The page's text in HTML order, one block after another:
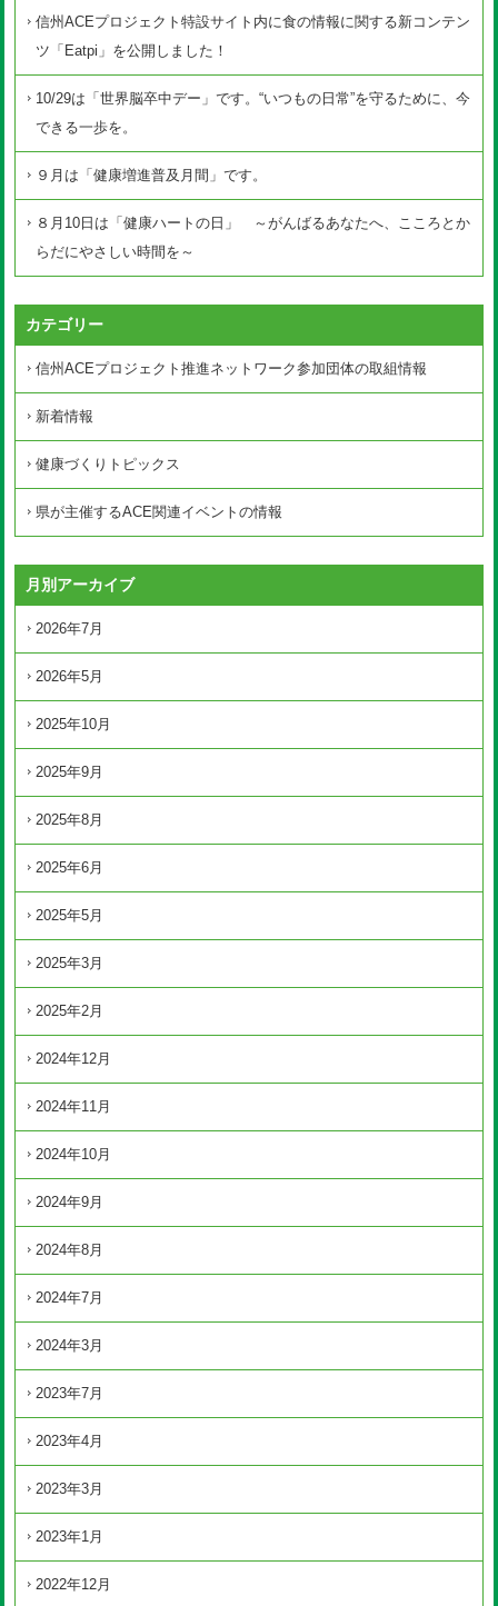
信州ACEプロジェクト特設サイト内に食の情報に関する新コンテン
ツ「Eatpi」を公開しました！
10/29は「世界脳卒中デー」です。“いつもの日常”を守るために、今
できる一歩を。
９月は「健康増進普及月間」です。
８月10日は「健康ハートの日」 ～がんばるあなたへ、こころとか
らだにやさしい時間を～
カテゴリー
信州ACEプロジェクト推進ネットワーク参加団体の取組情報
新着情報
健康づくりトピックス
県が主催するACE関連イベントの情報
月別アーカイブ
2026年7月
2026年5月
2025年10月
2025年9月
2025年8月
2025年6月
2025年5月
2025年3月
2025年2月
2024年12月
2024年11月
2024年10月
2024年9月
2024年8月
2024年7月
2024年3月
2023年7月
2023年4月
2023年3月
2023年1月
2022年12月